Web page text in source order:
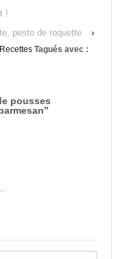
!
pesto de roquette
›
Recettes Tagués avec :
pousses
”